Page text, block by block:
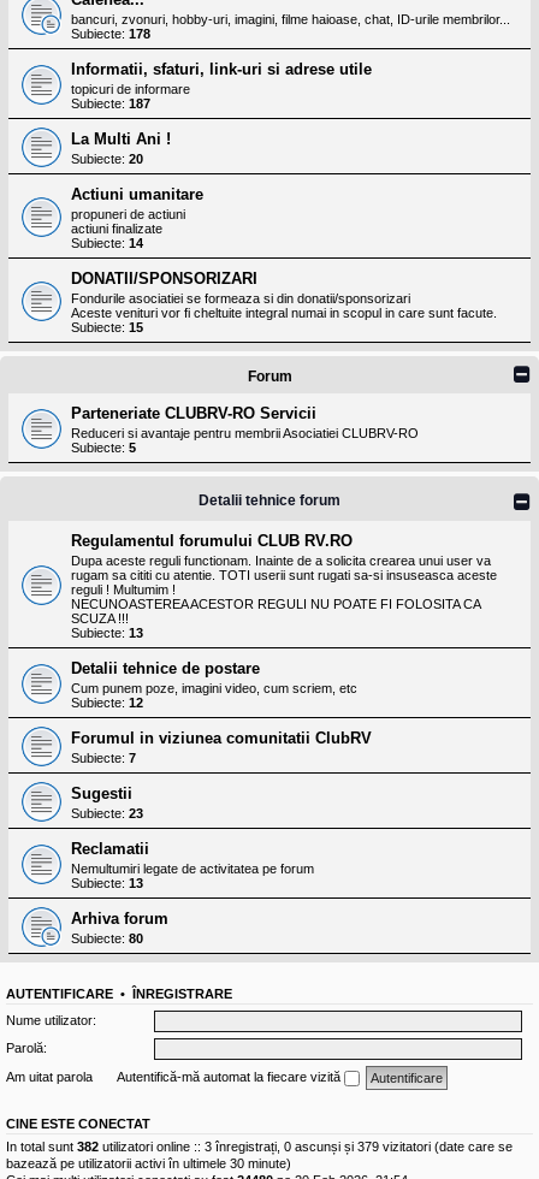
bancuri, zvonuri, hobby-uri, imagini, filme haioase, chat, ID-urile membrilor...
Subiecte: 178
Informatii, sfaturi, link-uri si adrese utile
topicuri de informare
Subiecte: 187
La Multi Ani !
Subiecte: 20
Actiuni umanitare
propuneri de actiuni
actiuni finalizate
Subiecte: 14
DONATII/SPONSORIZARI
Fondurile asociatiei se formeaza si din donatii/sponsorizari
Aceste venituri vor fi cheltuite integral numai in scopul in care sunt facute.
Subiecte: 15
Forum
Parteneriate CLUBRV-RO Servicii
Reduceri si avantaje pentru membrii Asociatiei CLUBRV-RO
Subiecte: 5
Detalii tehnice forum
Regulamentul forumului CLUB RV.RO
Dupa aceste reguli functionam. Inainte de a solicita crearea unui user va
rugam sa cititi cu atentie. TOTI userii sunt rugati sa-si insuseasca aceste
reguli ! Multumim !
NECUNOASTEREA ACESTOR REGULI NU POATE FI FOLOSITA CA
SCUZA !!!
Subiecte: 13
Detalii tehnice de postare
Cum punem poze, imagini video, cum scriem, etc
Subiecte: 12
Forumul in viziunea comunitatii ClubRV
Subiecte: 7
Sugestii
Subiecte: 23
Reclamatii
Nemultumiri legate de activitatea pe forum
Subiecte: 13
Arhiva forum
Subiecte: 80
AUTENTIFICARE •
ÎNREGISTRARE
Nume utilizator:
Parolă:
Am uitat parola
Autentifică-mă automat la fiecare vizită
CINE ESTE CONECTAT
In total sunt 382 utilizatori online :: 3 înregistrați, 0 ascunși și 379 vizitatori (date care se
bazează pe utilizatorii activi în ultimele 30 minute)